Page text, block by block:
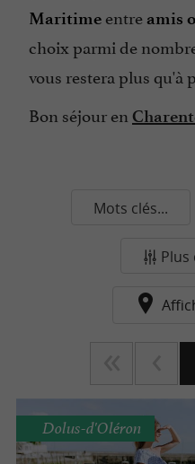
Maritime entre amis
choix parmi de
vous restera plus qu'à
Bon séjour en
Mots clés...
Plus
Dolus-d'Oléron